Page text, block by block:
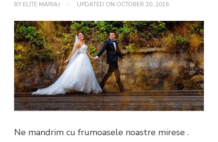
BY ELITE MARIAJ UPDATED ON OCTOBER 20, 2016
Ne mandrim cu frumoasele noastre mirese .